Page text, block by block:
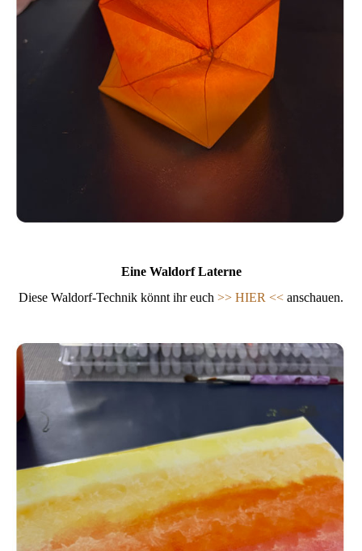
Eine Waldorf Laterne
Diese Waldorf-Technik könnt ihr euch >> HIER << anschauen.